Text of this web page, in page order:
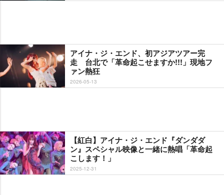
アイナ・ジ・エンド、初アジアツアー完
走 台北で「革命起こせますか!!!」現地フ
ァン熱狂
2026-05-13
【紅白】アイナ・ジ・エンド『ダンダダ
ン』スペシャル映像と一緒に熱唱「革命起
こします！」
2025-12-31